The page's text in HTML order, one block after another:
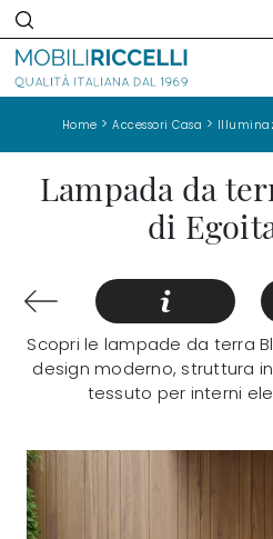
Home > Accessori Casa >
Lampada da
di
Scopri le lampade da terra
design moderno, struttura
tessuto per interni